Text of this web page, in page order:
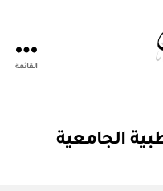
القائمة
الجامعية